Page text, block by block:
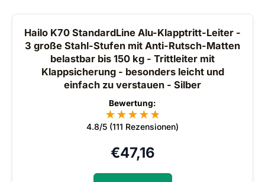
Hailo K70 StandardLine Alu-Klapptritt-Leiter -
3 große Stahl-Stufen mit Anti-Rutsch-Matten
belastbar bis 150 kg - Trittleiter mit
Klappsicherung - besonders leicht und
einfach zu verstauen - Silber
Bewertung:
★★★★★
★
4.8/5 (111 Rezensionen)
€47,16